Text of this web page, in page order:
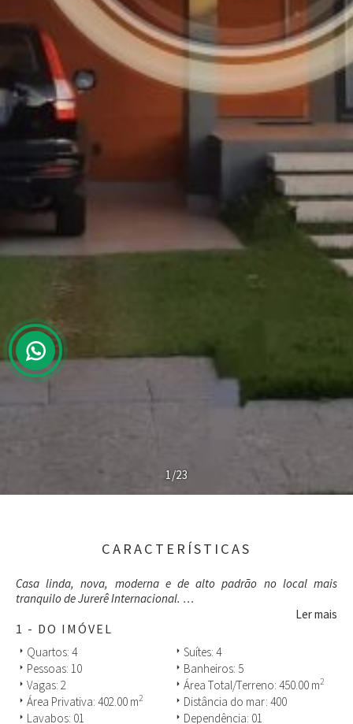
1/23
CARACTERÍSTICAS
Casa linda, nova, moderna e de alto padrão no local mais
tranquilo de Jurerê Internacional.
Espaçosa, arejada, totalmente equipada e agradável.
Com 5 suítes (uma no térreo); ar condicionado em todos os
ambientes; piscina, cozinha, salas e churrasqueira integradas;
garagem coberta para 2 carros (espaço para mais 2 carros atrás,
sem cobertura); estar íntimo equipado para treino com esteira e
bike ergométrica.
Ler mais
1 - DO IMÓVEL
arrow_right Quartos: 4 arrow_right Suítes: 4
arrow_right Pessoas: 10 arrow_right Banheiros: 5
arrow_right Vagas: 2 arrow_right Área Total/Terreno: 450.00 m2
arrow_right Área Privativa: 402.00 m2 arrow_right Distância do mar: 400
arrow_right Lavabos: 01 arrow_right Dependência: 01